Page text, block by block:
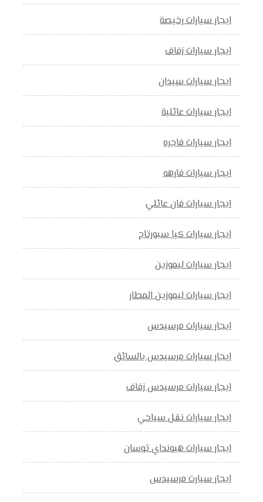
ايجار سيارات رخيصة
ايجار سيارات زفاف
ايجار سيارات سيدان
ايجار سيارات عائلية
ايجار سيارات فاجره
ايجار سيارات فارهه
ايجار سيارات فان عائلي
ايجار سيارات كيا سبورتاج
ايجار سيارات ليموزين
ايجار سيارات ليموزين المطار
ايجار سيارات مرسيدس
ايجار سيارات مرسيدس بالسائق
ايجار سيارات مرسيدس زفاف
ايجار سيارات نقل سياحي
ايجار سيارات هيونداي توسان
ايجار سيارت مرسيدس